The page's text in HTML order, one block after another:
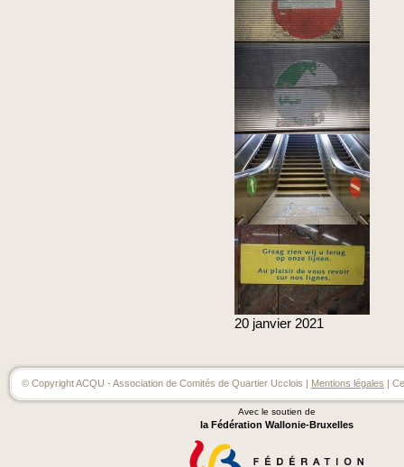
20 janvier 2021
© Copyright ACQU - Association de Comités de Quartier Ucclois | Mentions légales |
Avec le soutien de
la Fédération Wallonie-Bruxelles